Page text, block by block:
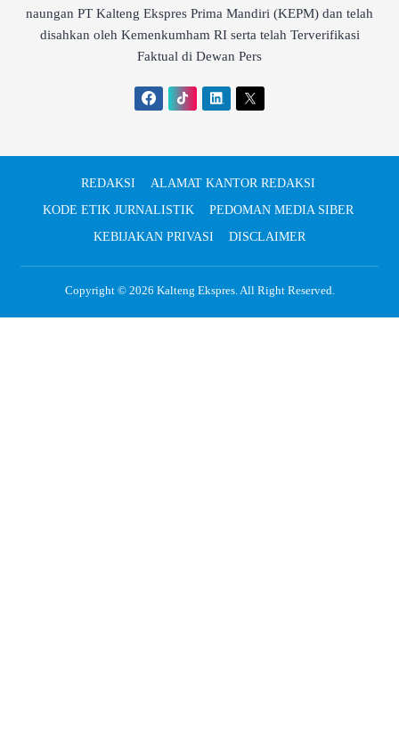
naungan PT Kalteng Ekspres Prima Mandiri (KEPM) dan telah
disahkan oleh Kemenkumham RI serta telah Terverifikasi
Faktual di Dewan Pers
REDAKSI
ALAMAT KANTOR REDAKSI
KODE ETIK JURNALISTIK
PEDOMAN MEDIA SIBER
KEBIJAKAN PRIVASI
DISCLAIMER
Copyright © 2026 Kalteng Ekspres. All Right Reserved.